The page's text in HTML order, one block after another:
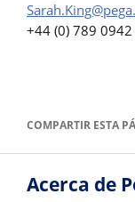
+44 (0) 789
COMPARTIR ESTA
Acerca de